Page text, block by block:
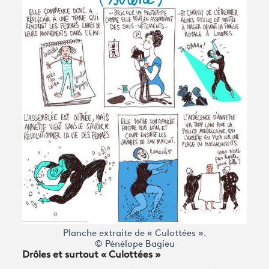
Planche extraite de « Culottées ».
© Pénélope Bagieu
Drôles et surtout « Culottées »